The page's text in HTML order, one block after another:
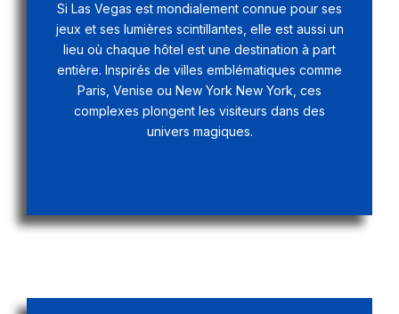
Si Las Vegas est mondialement connue pour ses
jeux et ses lumières scintillantes, elle est aussi un
lieu où chaque hôtel est une destination à part
entière. Inspirés de villes emblématiques comme
Paris, Venise ou New York New York, ces
complexes plongent les visiteurs dans des
univers magiques.